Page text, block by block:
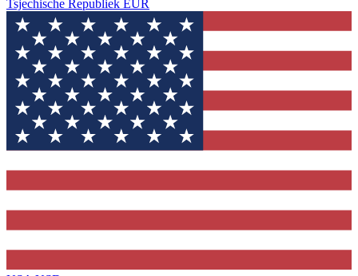
Tsjechische Republiek EUR